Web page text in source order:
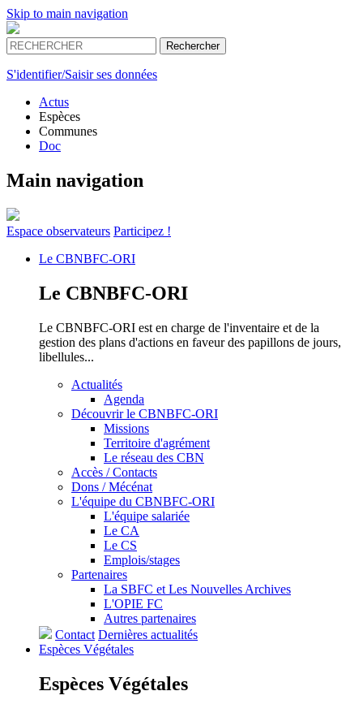
Skip to main navigation
S'identifier/Saisir ses données
Actus
Espèces
Communes
Doc
Main navigation
Espace observateurs Participez !
Le CBNBFC-ORI
Le CBNBFC-ORI
Le CBNBFC-ORI est en charge de l'inventaire et de la
gestion des plans d'actions en faveur des papillons de jours,
libellules...
Actualités
Agenda
Découvrir le CBNBFC-ORI
Missions
Territoire d'agrément
Le réseau des CBN
Accès / Contacts
Dons / Mécénat
L'équipe du CBNBFC-ORI
L'équipe salariée
Le CA
Le CS
Emplois/stages
Partenaires
La SBFC et Les Nouvelles Archives
L'OPIE FC
Autres partenaires
Contact Dernières actualités
Espèces Végétales
Espèces Végétales